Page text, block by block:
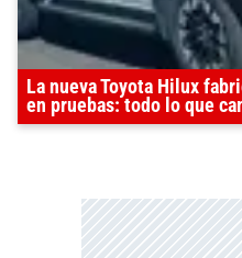
La nueva Toyota Hilux
en pruebas: todo lo que